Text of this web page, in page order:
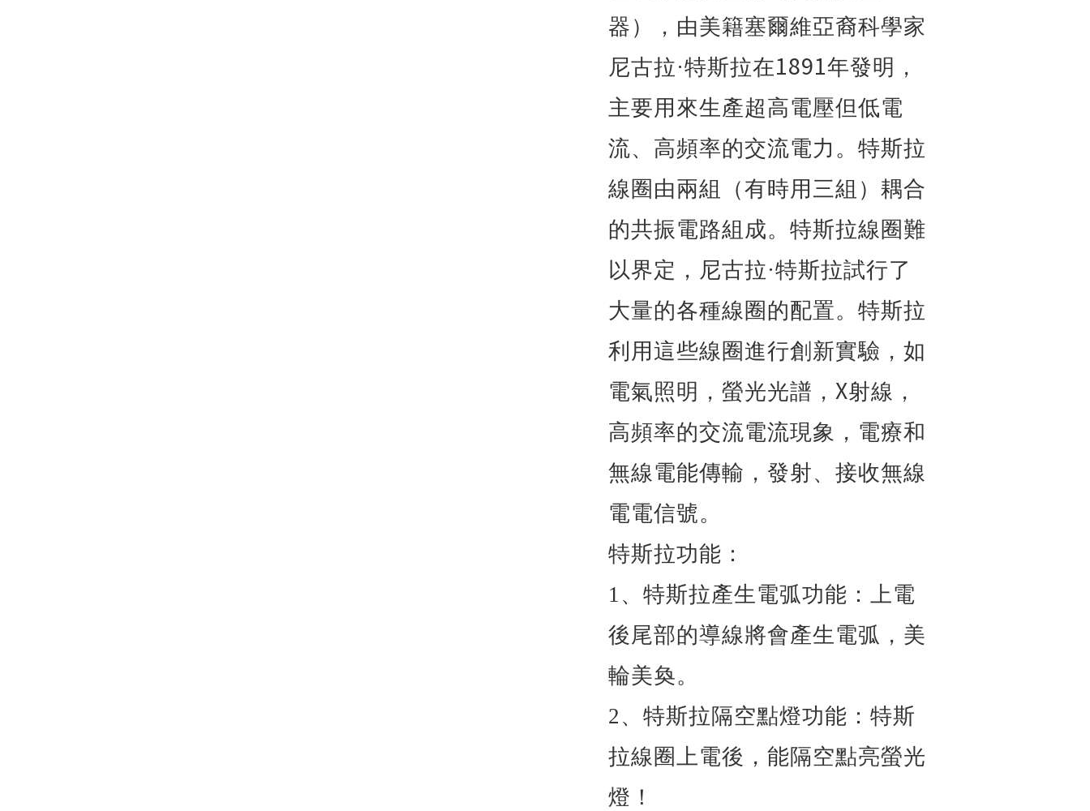
器），由美籍塞爾維亞裔科學家
尼古拉·特斯拉在1891年發明，
主要用來生產超高電壓但低電
流、高頻率的交流電力。特斯拉
線圈由兩組（有時用三組）耦合
的共振電路組成。特斯拉線圈難
以界定，尼古拉·特斯拉試行了
大量的各種線圈的配置。特斯拉
利用這些線圈進行創新實驗，如
電氣照明，螢光光譜， X射線，
高頻率的交流電流現象，電療和
無線電能傳輸，發射、接收無線
電電信號。
特斯拉功能：
1 、特斯拉產生電弧功能：上電
後尾部的導線將會產生電弧，美
輪美奐。
2 、特斯拉隔空點燈功能：特斯
拉線圈上電後，能隔空點亮螢光
燈！